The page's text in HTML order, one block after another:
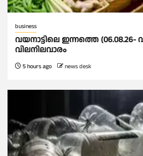
business
വയനാട്ടിലെ ഇന്നത്തെ (06.08.26-
വിലനിലവാരം
5 hours ago news desk